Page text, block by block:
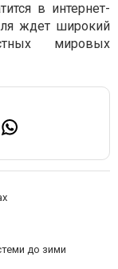
в интернет-
ждет широкий
мировых
до зими